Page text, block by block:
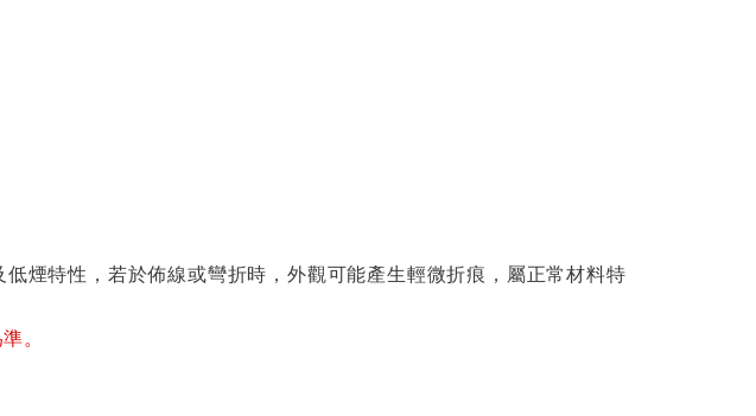
煙特性，若於佈線或彎折時，外觀可能產生輕微折痕，屬正常材料特
。